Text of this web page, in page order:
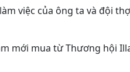
việc của ông ta và đội
mới mua từ Thương hội